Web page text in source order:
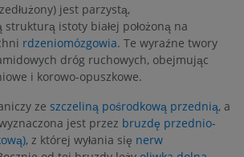
jest parzystą,
istoty białej położoną na
rdzeniomózgowia. Te wyraźne twory
dróg ruchowych, obejmując
i korowo-opuszkowe.
ze szczeliną pośrodkową przednią, a
jest przez bruzdę przednio-
, z której wyłania się nerw